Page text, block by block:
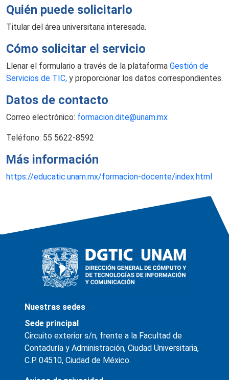
Quién puede solicitarlo
Titular del área universitaria interesada.
Cómo solicitar el servicio
Llenar el formulario a través de la plataforma Gestión de
Servicios de TIC, y proporcionar los datos correspondientes.
Datos de contacto
Correo electrónico: formacion.dite@unam.mx
Teléfono: 55 5622-8592
Más información
https://educatic.unam.mx/formacion-docente/index.html
Nuestras sedes
Sede principal
Circuito exterior s/n, frente a la Facultad de
Contaduría y Administración, Ciudad Universitaria,
C.P. 04510, Ciudad de México.